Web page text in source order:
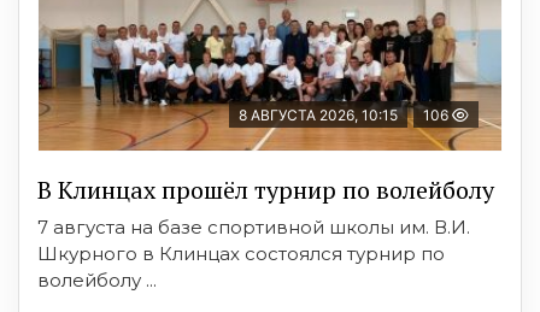
8 АВГУСТА 2026, 10:15 106
В Клинцах прошёл турнир по волейболу
7 августа на базе спортивной школы им. В.И.
Шкурного в Клинцах состоялся турнир по
волейболу ...